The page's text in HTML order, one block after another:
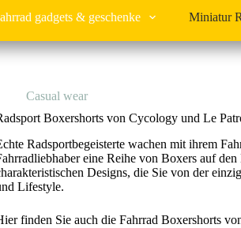
gadgets & geschenke Miniatur
StartCasual wear
Boxershorts von Cycology und Le
Radsportbegeisterte wachen mit ihrem
eine Reihe von Boxers auf
Designs, die Sie von der
Lifestyle.
finden Sie auch die Fahrrad Boxershorts